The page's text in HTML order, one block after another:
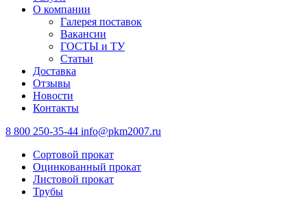
О компании
Галерея поставок
Вакансии
ГОСТЫ и ТУ
Статьи
Доставка
Отзывы
Новости
Контакты
8 800 250-35-44 info@pkm2007.ru
Сортовой прокат
Оцинкованный прокат
Листовой прокат
Трубы